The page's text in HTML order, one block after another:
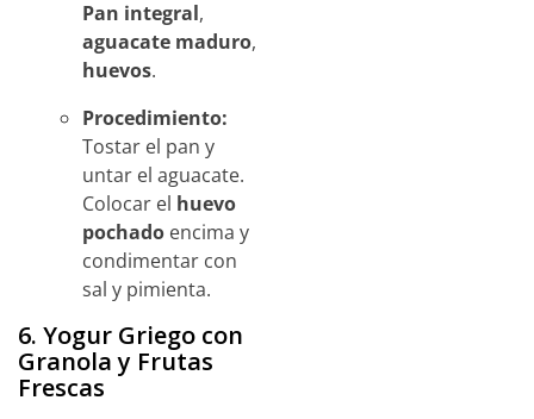
Pan integral,
aguacate maduro,
huevos.
Procedimiento:
Tostar el pan y
untar el aguacate.
Colocar el huevo
pochado encima y
condimentar con
sal y pimienta.
6. Yogur Griego con
Granola y Frutas
Frescas